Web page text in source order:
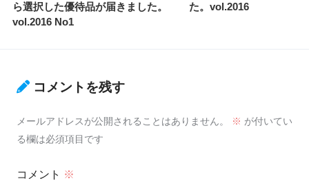
ら選択した優待品が届きました。
vol.2016 No1
た。vol.2016
コメントを残す
メールアドレスが公開されることはありません。 ※ が付いてい
る欄は必須項目です
コメント ※